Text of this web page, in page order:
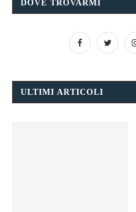
DOVE TROVARMI
ULTIMI ARTICOLI